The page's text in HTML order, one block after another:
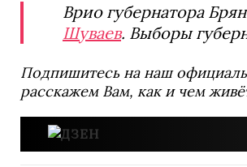
Врио губернатора
Шуваев. Выборы
Подпишитесь на наш
расскажем Вам, как и чем